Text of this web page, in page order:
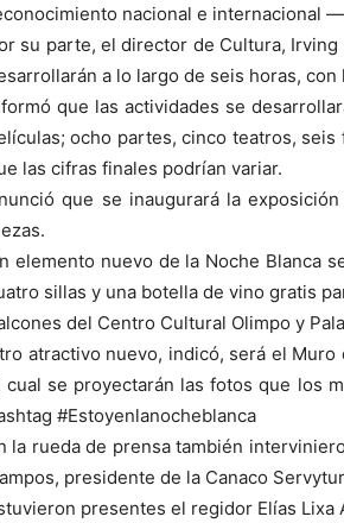
nacional e internacional
su parte, el director de Cultura,
a lo largo de seis horas,
que las actividades se
ocho partes, cinco teatros,
las cifras finales podrían variar.
que se inaugurará la
elemento nuevo de la Noche Blanca
sillas y una botella de vino gratis
del Centro Cultural Olimpo y
atractivo nuevo, indicó, será el
cual se proyectarán las fotos que los
#Estoyenlanocheblanca
la rueda de prensa también
presidente de la Canaco
presentes el regidor Elías